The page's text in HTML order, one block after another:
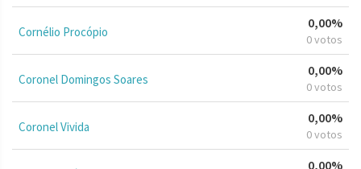
Cornélio Procópio
0,00%
0 votos
Coronel Domingos Soares
0,00%
0 votos
Coronel Vivida
0,00%
0 votos
0,00%